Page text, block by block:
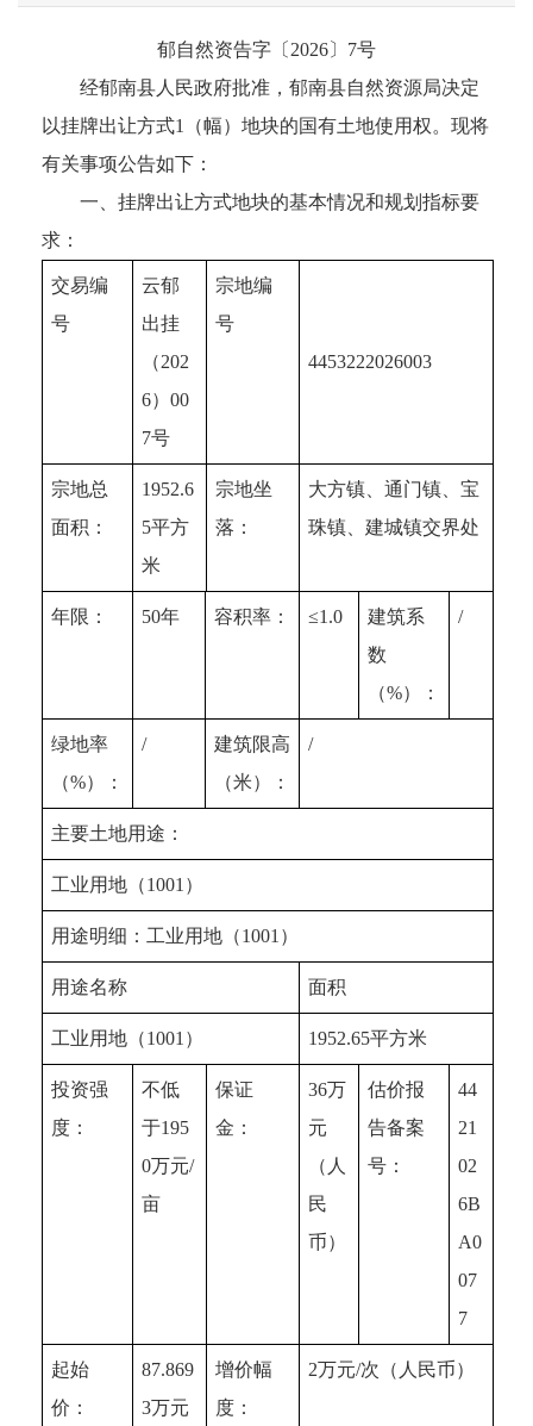
郁自然资告字〔2026〕7号
经郁南县人民政府批准，郁南县自然资源局决定
以挂牌出让方式1（幅）地块的国有土地使用权。现将
有关事项公告如下：
一、挂牌出让方式地块的基本情况和规划指标要
求：
交易编
号
云郁
出挂
（202
6）00
7号
宗地编
号
4453222026003
宗地总
面积：
1952.6
5平方
米
宗地坐
落：
大方镇、通门镇、宝
珠镇、建城镇交界处
年限： 50年 容积率： ≤1.0
建筑系
数
（%）：
/
绿地率
（%）：
/
建筑限高
（米）：
/
主要土地用途：
工业用地（1001）
用途明细：工业用地（1001）
用途名称 面积
工业用地（1001） 1952.65平方米
投资强
度：
不低
于195
0万元/
亩
保证
金：
36万
元
（人
民
币）
估价报
告备案
号：
44
21
02
6B
A0
07
7
起始
价：
87.869
3万元
增价幅
度：
2万元/次（人民币）